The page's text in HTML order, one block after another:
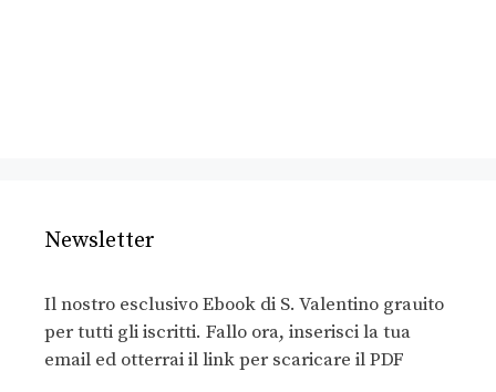
Newsletter
Il nostro esclusivo Ebook di S. Valentino grauito
per tutti gli iscritti. Fallo ora, inserisci la tua
email ed otterrai il link per scaricare il PDF